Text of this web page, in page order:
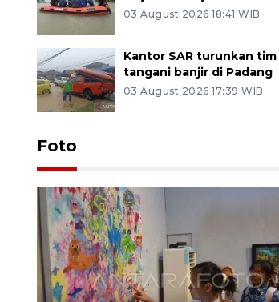
03 August 2026 18:41 WIB
Kantor SAR turunkan tim
tangani banjir di Padang
03 August 2026 17:39 WIB
Foto